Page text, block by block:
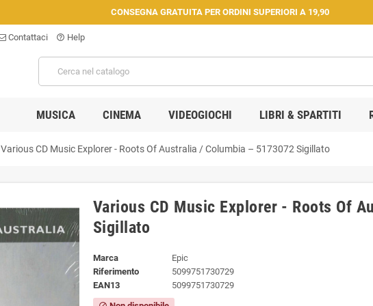
CONSEGNA GRATUITA PER ORDINI SUPERIORI A 19,90
Contattaci help_outline Help
MUSICA CINEMA VIDEOGIOCHI LIBRI & SPARTITI
Various CD Music Explorer - Roots Of Australia / Columbia – 5173072 Sigillato
Various CD Music Explorer - Roots Of
Sigillato
Marca
Epic
Riferimento
5099751730729
EAN13
5099751730729